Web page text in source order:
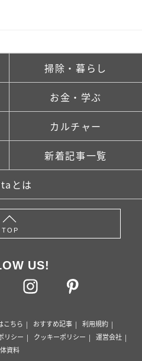
掃除・暮らし
お金・学ぶ
カルチャー
新着記事一覧
とは
TOP
US!
こちら おすすめ記事
利用規約
リシー クッキーポリシー
運営会社
資料